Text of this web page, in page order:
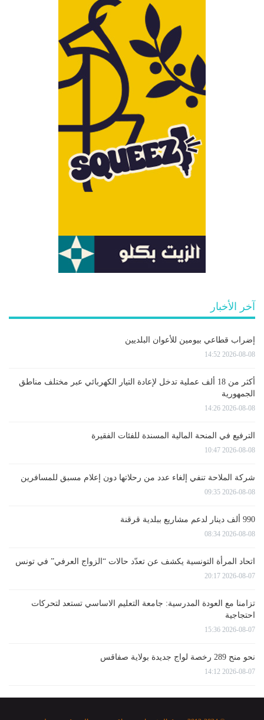
آخر الأخبار
إضراب قطاعي بيومين للأعوان البلديين
2026-08-08 14:52
أكثر من 18 ألف عملية تدخل لإعادة التيار الكهربائي عبر مختلف مناطق
الجمهورية
2026-08-08 14:26
الترفيع في المنحة المالية المسندة للفئات الفقيرة
2026-08-08 10:47
شركة الملاحة تنفي إلغاء عدد من رحلاتها دون إعلام مسبق للمسافرين
2026-08-08 09:35
990 ألف دينار لدعم مشاريع ببلدية قرقنة
2026-08-08 08:34
اتحاد المرأة التونسية يكشف عن تعدّد حالات “الزواج العرفي” في تونس
2026-08-07 20:17
تزامنا مع العودة المدرسية: جامعة التعليم الاساسي تستعد لتحركات
احتجاجية
2026-08-07 15:36
نحو منح 289 رخصة لواج جديدة بولاية صفاقس
2026-08-07 14:12